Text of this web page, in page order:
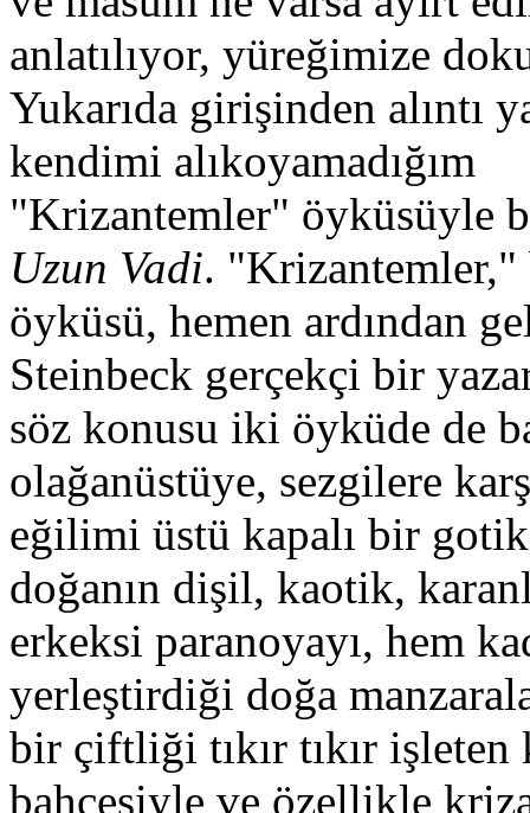
anlatılıyor, yüreğimize
Yukarıda girişinden alıntı
kendimi alıkoyamadığım
"Krizantemler" öyküsüyle
Uzun Vadi. "Krizantemler,"
öyküsü, hemen ardından
Steinbeck gerçekçi bir
söz konusu iki öyküde de
olağanüstüye, sezgilere
eğilimi üstü kapalı bir gotik
doğanın dişil, kaotik,
erkeksi paranoyayı, hem
yerleştirdiği doğa
bir çiftliği tıkır tıkır işleten
bahçesiyle ve özellikle